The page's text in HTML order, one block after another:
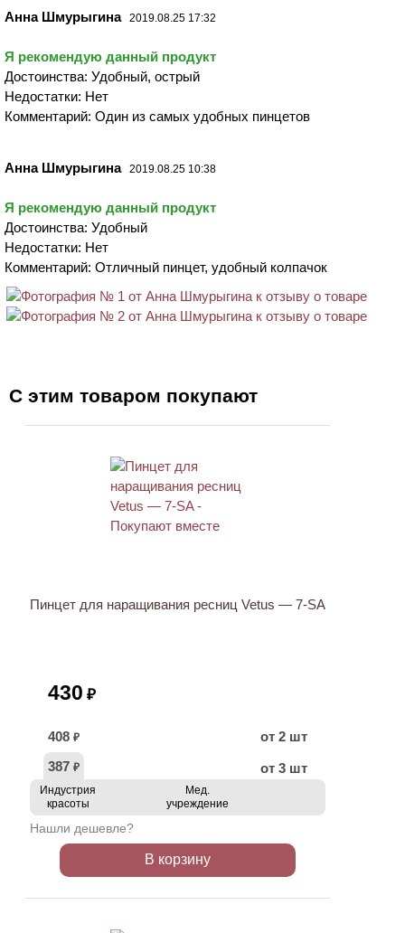
Анна Шмурыгина 2019.08.25 17:32
Я рекомендую данный продукт
Достоинства: Удобный, острый
Недостатки: Нет
Комментарий: Один из самых удобных пинцетов
Анна Шмурыгина 2019.08.25 10:38
Я рекомендую данный продукт
Достоинства: Удобный
Недостатки: Нет
Комментарий: Отличный пинцет, удобный колпачок
С этим товаром покупают
Пинцет для наращивания ресниц Vetus — 7-SA
430 ₽
408 ₽
от 2 шт
387 ₽ от 3 шт
Индустрия
красоты
Мед.
учреждение
Нашли дешевле?
В корзину